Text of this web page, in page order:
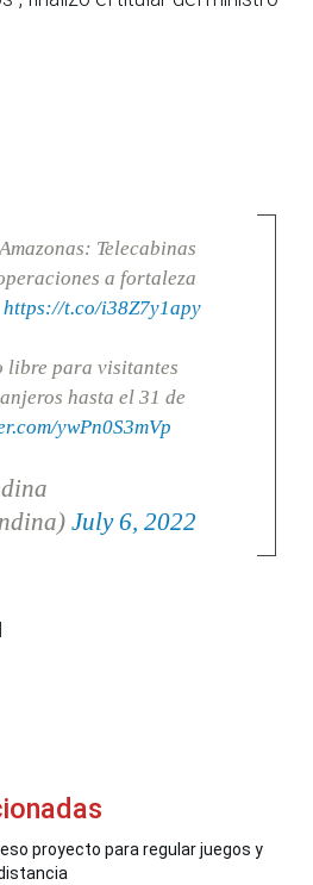
Telecabinas
a fortaleza
https://t.co/i38Z7y1apy
libre para visitantes
hasta el 31 de
ywPn0S3mVp
July 6, 2022
proyecto para regular juegos y